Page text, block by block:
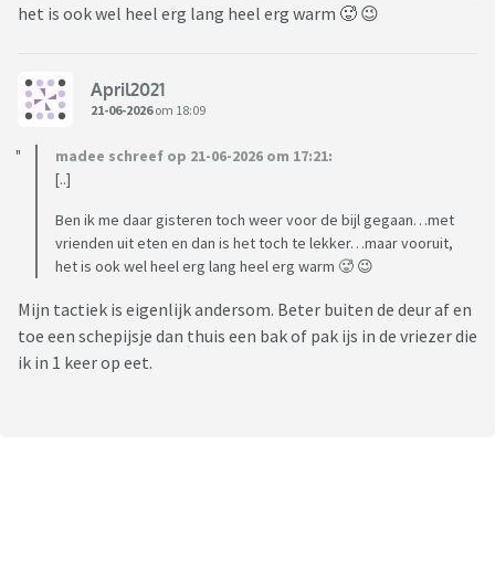
het is ook wel heel erg lang heel erg warm 🥵 😉
April2021
21-06-2026om 18:09
madee schreef op 21-06-2026 om 17:21:
[..]
Ben ik me daar gisteren toch weer voor de bijl gegaan…met
vrienden uit eten en dan is het toch te lekker…maar vooruit,
het is ook wel heel erg lang heel erg warm 🥵 😉
Mijn tactiek is eigenlijk andersom. Beter buiten de deur af en
toe een schepijsje dan thuis een bak of pak ijs in de vriezer die
ik in 1 keer op eet.